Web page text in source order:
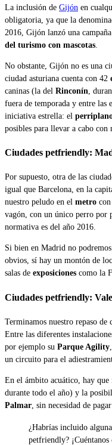
La inclusión de Gijón en
obligatoria, ya que la
2016, Gijón lanzó una
del turismo con mascotas
No obstante, Gijón no es una
ciudad asturiana cuenta con 42
caninas (la del Rinconín ,
fuera de temporada y entre las
iniciativa estrella: el
posibles para llevar a cabo con
Ciudades petfriendly:
Por supuesto, otra de las
igual que Barcelona, en la
nuestro peludo en el metro
vagón, con un único perro por
normativa es del año 2016.
Si bien en Madrid no
obvios, sí hay un montón de
salas de exposiciones como la
Ciudades petfriendly:
Terminamos nuestro repaso
Entre las diferentes
por ejemplo su Parque Agility
un circuito para el
En el ámbito acuático, hay que
durante todo el año) y la
Palmar, sin necesidad de
¿Habrías incluido
petfriendly?